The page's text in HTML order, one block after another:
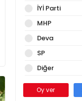
İYİ Parti
MHP
Deva
SP
Diğer
Oy ver